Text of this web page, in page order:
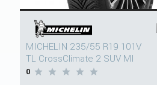
MICHELIN 235/55 R19 101V
TL CrossClimate 2 SUV MI
0